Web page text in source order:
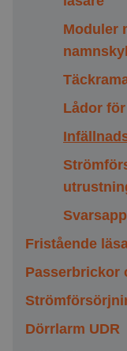
Moduler
Lådor
Fristående
Tillbehör,
AX-Handle
Passerbrickor
MIFARE
Passerkort
AX-Power
Dörrlarm UDR